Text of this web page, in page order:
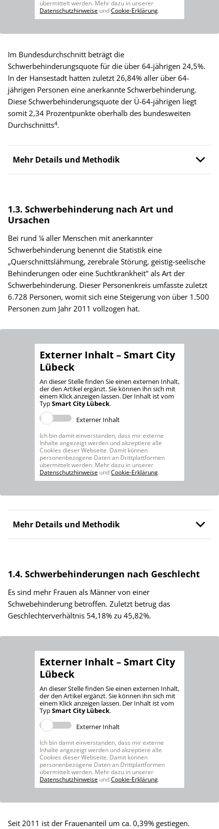
übermittelt werden. Mehr dazu in unserer
Datenschutzhinweise undCookie-Erklärung.
Im Bundesdurchschnitt beträgt die
Schwerbehinderungsquote für die über 64-jährigen 24,5%.
In der Hansestadt hatten zuletzt 26,84% aller über 64-
jährigen Personen eine anerkannte Schwerbehinderung.
Diese Schwerbehinderungsquote der Ü-64-jährigen liegt
somit 2,34 Prozentpunkte oberhalb des bundesweiten
Durchschnitts4.
Mehr Details und Methodik
1.3. Schwerbehinderung nach Art und
Ursachen
Bei rund ¼ aller Menschen mit anerkannter
Schwerbehinderung benennt die Statistik eine
„Querschnittslähmung, zerebrale Störung, geistig-seelische
Behinderungen oder eine Suchtkrankheit" als Art der
Schwerbehinderung. Dieser Personenkreis umfasste zuletzt
6.728 Personen, womit sich eine Steigerung von über 1.500
Personen zum Jahr 2011 vollzogen hat.
Externer Inhalt – Smart City
Lübeck
An dieser Stelle finden Sie einen externen Inhalt,
der den Artikel ergänzt. Sie können ihn sich mit
einem Klick anzeigen lassen. Der Inhalt ist vom
TypSmart City Lübeck.
Externer Inhalt
Ich bin damit einverstanden, dass mir externe
Inhalte angezeigt werden und akzeptiere alle
Cookies dieser Webseite. Damit können
personenbezogene Daten an Drittplattformen
übermittelt werden. Mehr dazu in unserer
Datenschutzhinweise undCookie-Erklärung.
Mehr Details und Methodik
1.4. Schwerbehinderungen nach Geschlecht
Es sind mehr Frauen als Männer von einer
Schwebehinderung betroffen. Zuletzt betrug das
Geschlechterverhältnis 54,18% zu 45,82%.
Externer Inhalt – Smart City
Lübeck
An dieser Stelle finden Sie einen externen Inhalt,
der den Artikel ergänzt. Sie können ihn sich mit
einem Klick anzeigen lassen. Der Inhalt ist vom
TypSmart City Lübeck.
Externer Inhalt
Ich bin damit einverstanden, dass mir externe
Inhalte angezeigt werden und akzeptiere alle
Cookies dieser Webseite. Damit können
personenbezogene Daten an Drittplattformen
übermittelt werden. Mehr dazu in unserer
Datenschutzhinweise undCookie-Erklärung.
Seit 2011 ist der Frauenanteil um ca. 0,39% gestiegen.